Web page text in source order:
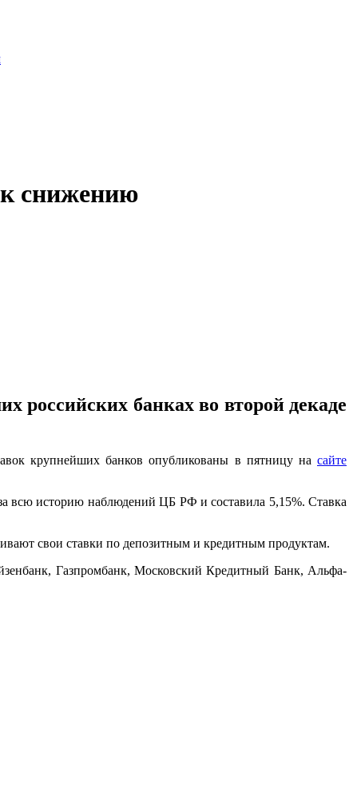
снижению
российских банках во второй декаде
крупнейших банков опубликованы в пятницу на сайте
всю историю наблюдений ЦБ РФ и составила 5,15%. Ставка
свои ставки по депозитным и кредитным продуктам.
Газпромбанк, Московский Кредитный Банк, Альфа-